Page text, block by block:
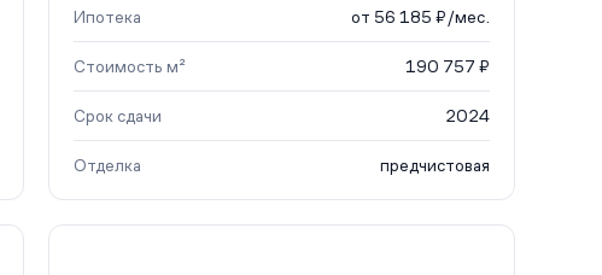
Ипотека от 56 185 ₽/мес.
Стоимость м² 190 757 ₽
Срок сдачи 2024
Отделка предчистовая